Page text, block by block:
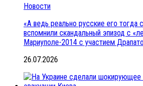
Новости
«А ведь реально русские его тогда
вспомнили скандальный эпизод с
Мариуполе-2014 с участием
26.07.2026